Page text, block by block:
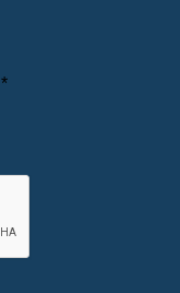
*Обавезно